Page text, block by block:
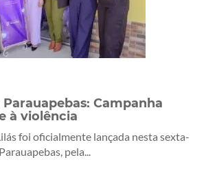
Campanha
à violência
foi oficialmente lançada nesta sexta-
pela...